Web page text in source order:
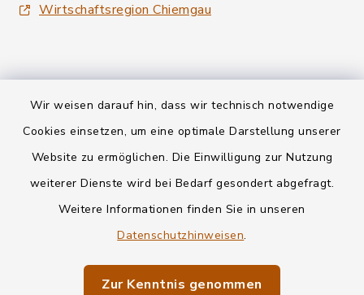
Wir weisen darauf hin, dass wir technisch notwendige
Cookies einsetzen, um eine optimale Darstellung unserer
Website zu ermöglichen. Die Einwilligung zur Nutzung
weiterer Dienste wird bei Bedarf gesondert abgefragt.
Weitere Informationen finden Sie in unseren
Datenschutzhinweisen.
Zur Kenntnis genommen
Wirtschaftsregion Chiemgau
Kontakt
Informationspflichten